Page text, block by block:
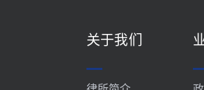
关于我们